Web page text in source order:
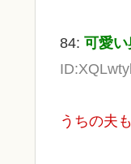
84: 可愛
うちの夫